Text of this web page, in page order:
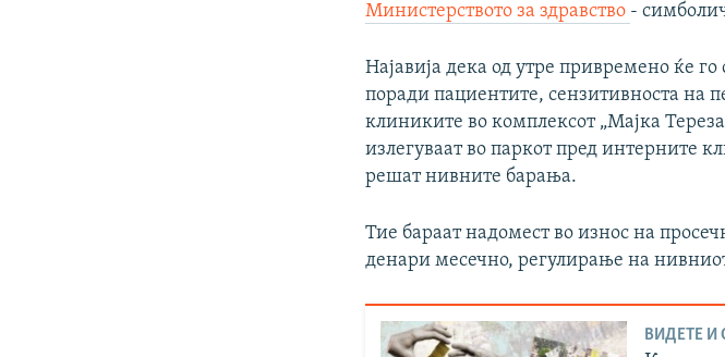
Министерството за здравство -
Најавија дека од утре привремено ќе
поради пациентите, сензитивноста на
клиниките во комплексот „Мајка
излегуваат во паркот пред интерните
решат нивните барања.
Тие бараат надомест во износ на
денари месечно, регулирање на
ВИДЕТЕ И